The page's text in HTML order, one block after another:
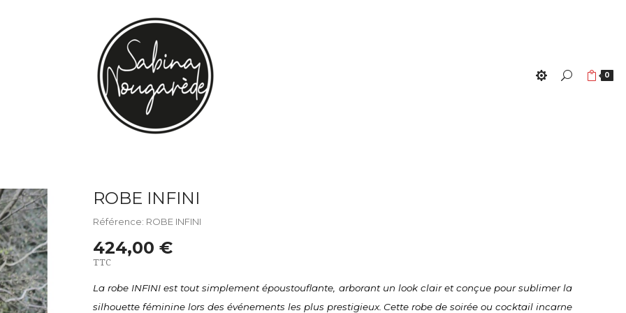
0
ROBE INFINI
Référence: ROBE INFINI
424,00 €
TTC
La robe INFINI est tout simplement époustouflante, arborant un look clair et conçue pour sublimer la
silhouette féminine lors des événements les plus prestigieux. Cette robe de soirée ou cocktail incarne